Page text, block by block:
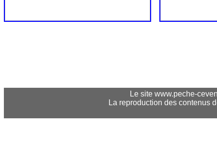
Le site www.peche-
La reproduction des contenus